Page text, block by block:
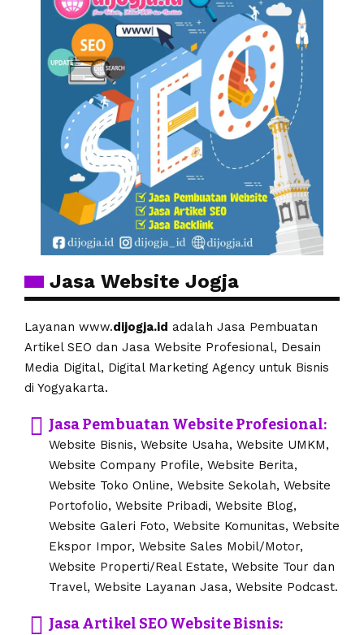
Jasa Website Jogja
Layanan www.dijogja.id adalah Jasa Pembuatan
Artikel SEO dan Jasa Website Profesional, Desain
Media Digital, Digital Marketing Agency untuk Bisnis
di Yogyakarta.
Jasa Pembuatan Website Profesional:
Website Bisnis, Website Usaha, Website UMKM,
Website Company Profile, Website Berita,
Website Toko Online, Website Sekolah, Website
Portofolio, Website Pribadi, Website Blog,
Website Galeri Foto, Website Komunitas, Website
Ekspor Impor, Website Sales Mobil/Motor,
Website Properti/Real Estate, Website Tour dan
Travel, Website Layanan Jasa, Website Podcast.
Jasa Artikel SEO Website Bisnis: